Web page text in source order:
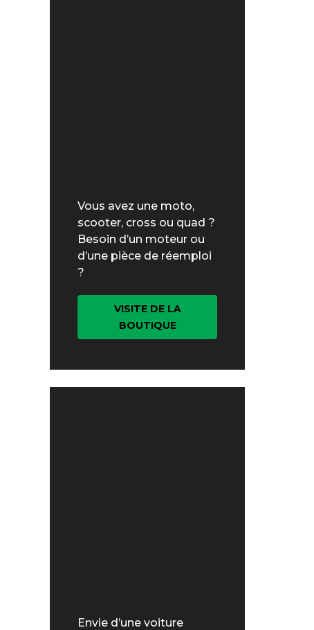
Vous avez une moto,
scooter, cross ou quad ?
Besoin d’un moteur ou
d’une pièce de réemploi
?
VISITE DE LA
BOUTIQUE
Envie d’une voiture